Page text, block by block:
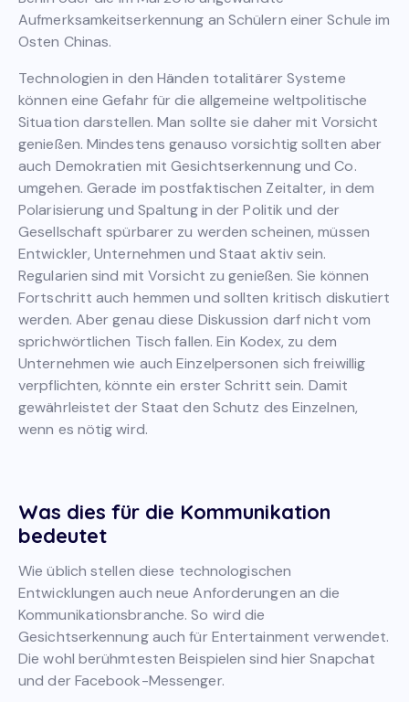
Aufmerksamkeitserkennung an Schülern einer Schule im
Osten Chinas.
Technologien in den Händen totalitärer Systeme
können eine Gefahr für die allgemeine weltpolitische
Situation darstellen. Man sollte sie daher mit Vorsicht
genießen. Mindestens genauso vorsichtig sollten aber
auch Demokratien mit Gesichtserkennung und Co.
umgehen. Gerade im postfaktischen Zeitalter, in dem
Polarisierung und Spaltung in der Politik und der
Gesellschaft spürbarer zu werden scheinen, müssen
Entwickler, Unternehmen und Staat aktiv sein.
Regularien sind mit Vorsicht zu genießen. Sie können
Fortschritt auch hemmen und sollten kritisch diskutiert
werden. Aber genau diese Diskussion darf nicht vom
sprichwörtlichen Tisch fallen. Ein Kodex, zu dem
Unternehmen wie auch Einzelpersonen sich freiwillig
verpflichten, könnte ein erster Schritt sein. Damit
gewährleistet der Staat den Schutz des Einzelnen,
wenn es nötig wird.
Was dies für die Kommunikation
bedeutet
Wie üblich stellen diese technologischen
Entwicklungen auch neue Anforderungen an die
Kommunikationsbranche. So wird die
Gesichtserkennung auch für Entertainment verwendet.
Die wohl berühmtesten Beispielen sind hier Snapchat
und der Facebook-Messenger.